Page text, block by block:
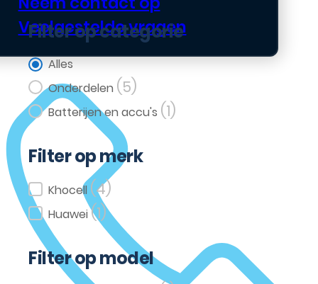
Veelgestelde vragen
Filter op categorie
Filter op categorie
Alles
Onderdelen (5)
Batterijen en accu's (1)
Filter op merk
Filter op merk
Khocell (4)
Huawei(1)
Filter op model